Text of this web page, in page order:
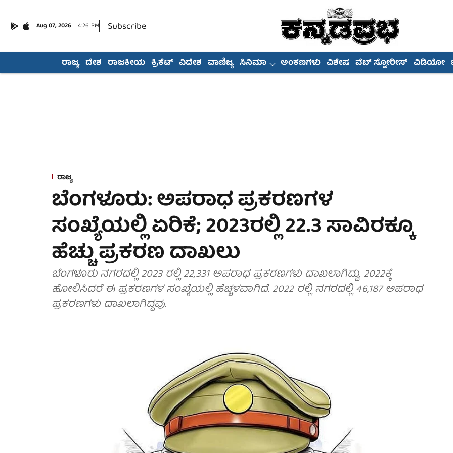
Aug 07, 2026 4:26 PM Subscribe
ರಾಜ್ಯ ದೇಶ ರಾಜಕೀಯ ಕ್ರಿಕೆಟ್ ವಿದೇಶ ವಾಣಿಜ್ಯ ಸಿನಿಮಾ ಅಂಕಣಗಳು ವಿಶೇಷ ವೆಬ್ ಸ್ಟೋರೀಸ್ ವಿಡಿಯೋ
ರಾಜ್ಯ
ಬೆಂಗಳೂರು: ಅಪರಾಧ ಪ್ರಕರಣಗಳ
ಸಂಖ್ಯೆಯಲ್ಲಿ ಏರಿಕೆ; 2023ರಲ್ಲಿ 22.3 ಸಾವಿರಕ್ಕೂ
ಹೆಚ್ಚು ಪ್ರಕರಣ ದಾಖಲು
ಬೆಂಗಳೂರು ನಗರದಲ್ಲಿ 2023 ರಲ್ಲಿ 22,331 ಅಪರಾಧ ಪ್ರಕರಣಗಳು ದಾಖಲಾಗಿದ್ದು, 2022ಕ್ಕೆ
ಹೋಲಿಸಿದರೆ ಈ ಪ್ರಕರಣಗಳ ಸಂಖ್ಯೆಯಲ್ಲಿ ಹೆಚ್ಚಳವಾಗಿದೆ. 2022 ರಲ್ಲಿ ನಗರದಲ್ಲಿ 46,187 ಅಪರಾಧ
ಪ್ರಕರಣಗಳು ದಾಖಲಾಗಿದ್ದವು.